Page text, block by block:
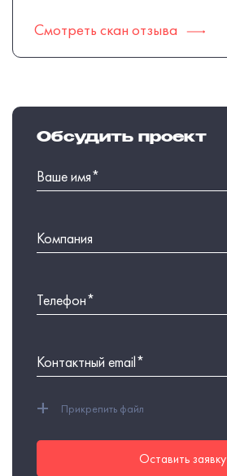
Смотреть скан отзыва
Обсудить проект
+ Прикрепить файл
Оставить заявку